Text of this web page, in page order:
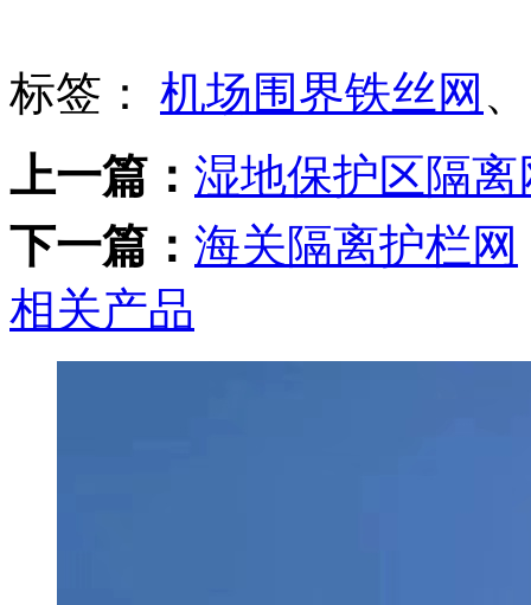
标签： 机场围界铁丝网
上一篇： 湿地保护区隔离
下一篇： 海关隔离护栏网
相关产品